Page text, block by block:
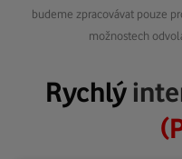
budeme zpracovávat pouze
možnostech
Rychlý